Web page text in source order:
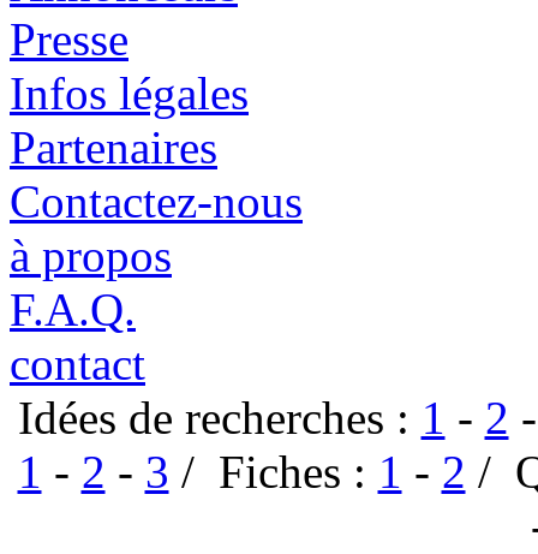
Presse
Infos légales
Partenaires
Contactez-nous
à propos
F.A.Q.
contact
Idées de recherches : 1 - 2
1 - 2 - 3 / Fiches : 1 - 2 /